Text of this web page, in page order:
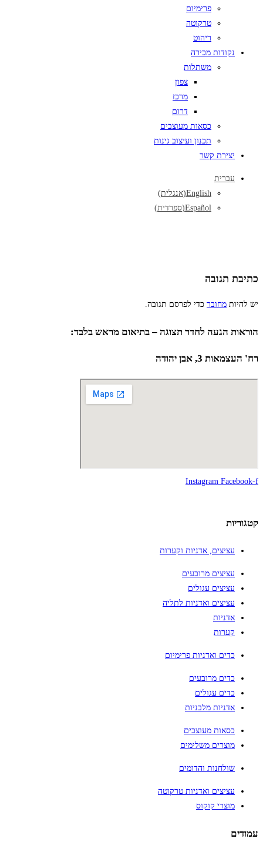
פרימיום
טרקוטה
ריהוט
נקודות מכירה
משתלות
צפון
מרכז
דרום
כסאות מעוצבים
תכנון ועיצוב גינות
יצירת קשר
עברית
English
(אנגלית)
Español
(ספרדית)
כתיבת תגובה
יש להיות מחובר כדי לפרסם תגובה.
הוראות הגעה לחדר תצוגה – בתיאום מראש בלבד:
רח' העצמאות 3, אבן יהודה
Instagram Facebook-f
קטגוריות
עציצים, אדניות וקערות
עציצים מרובעים
עציצים עגולים
עציצים ואדניות לתליה
אדניות
קערות
כדים ואדניות פרימיום
כדים מרובעים
כדים עגולים
אדניות מלבניות
כסאות מעוצבים
מוצרים משלימים
שולחנות והדומים
עציצים ואדניות טרקוטה
מוצרי קוקוס
עמודים